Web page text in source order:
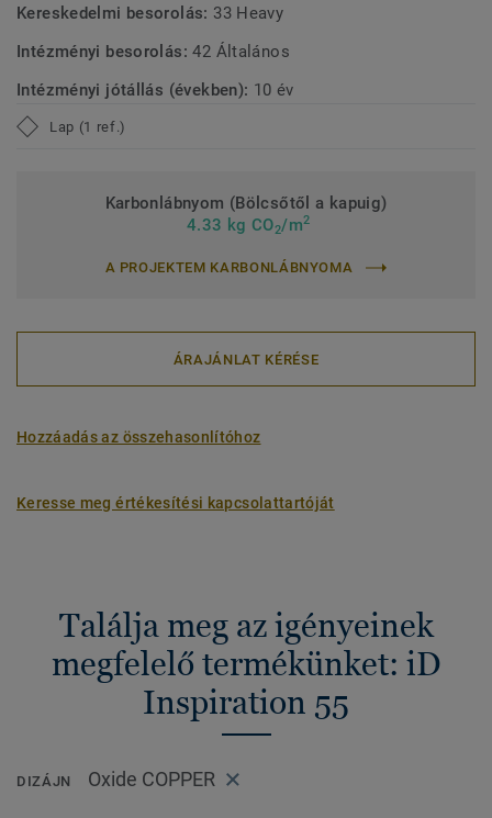
Kereskedelmi besorolás: 33 Heavy
Intézményi besorolás:42 Általános
Intézményi jótállás (években): 10 év
Lap (1 ref.)
Karbonlábnyom (Bölcsőtől a kapuig)
4.33 kg CO2/m2
A PROJEKTEM KARBONLÁBNYOMA
ÁRAJÁNLAT KÉRÉSE
Hozzáadás az összehasonlítóhoz
Keresse meg értékesítési kapcsolattartóját
Találja meg az igényeinek
megfelelő termékünket: iD
Inspiration 55
DIZÁJN Oxide COPPER